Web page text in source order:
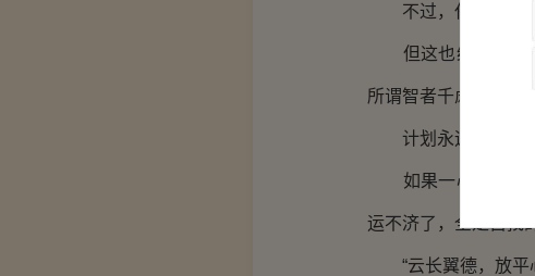
不过，任谁面临首
但这也给赵枭提了
所谓智者千虑都必有
计划永远不可能完
如果一心只依仗这
运不济了，全是自找
“云长翼德，放平